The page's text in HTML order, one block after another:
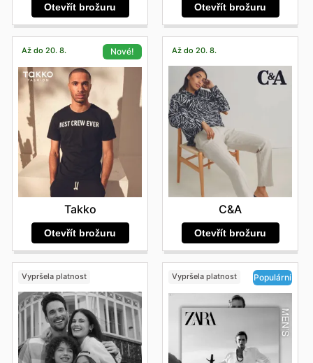
Otevřít brožuru Otevřít brožuru
Až do 20. 8. Nové!
Takko
Otevřít brožuru
Až do 20. 8.
C&A
Otevřít brožuru
Vypršela platnost Vypršela platnost Populární